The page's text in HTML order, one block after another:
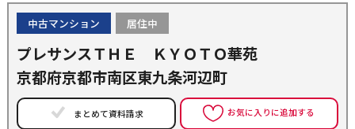
中古マンション 居住中
プレサンスＴＨＥ ＫＹＯＴＯ華苑
京都府京都市南区東九条河辺町
まとめて資料請求 お気に入りに追加する